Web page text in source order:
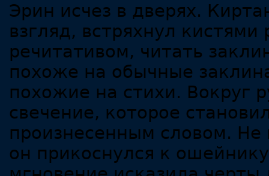
Эрин исчез в дверях.
взгляд, встряхнул
речитативом, читать
похоже на обычные
похожие на стихи. Вокруг
свечение, которое
произнесенным словом.
он прикоснулся к